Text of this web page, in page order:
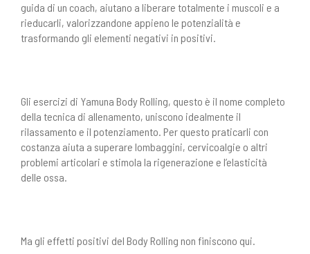
guida di un coach, aiutano a liberare totalmente i muscoli e a
rieducarli, valorizzandone appieno le potenzialità e
trasformando gli elementi negativi in positivi.
Gli esercizi di Yamuna Body Rolling, questo è il nome completo
della tecnica di allenamento, uniscono idealmente il
rilassamento e il potenziamento. Per questo praticarli con
costanza aiuta a superare lombaggini, cervicoalgie o altri
problemi articolari e stimola la rigenerazione e l’elasticità
delle ossa.
Ma gli effetti positivi del Body Rolling non finiscono qui.